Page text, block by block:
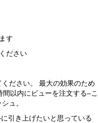
す
ださい
ださい。 最大の効果のため
以内にビューを注文する–こ
ュ。
引き上げたいと思っている